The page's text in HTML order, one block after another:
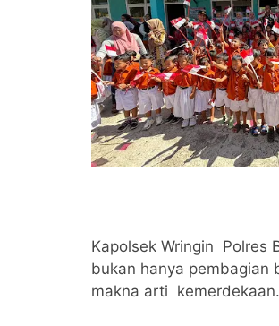
Kapolsek Wringin Polres
bukan hanya pembagian
makna arti kemerdekaan.